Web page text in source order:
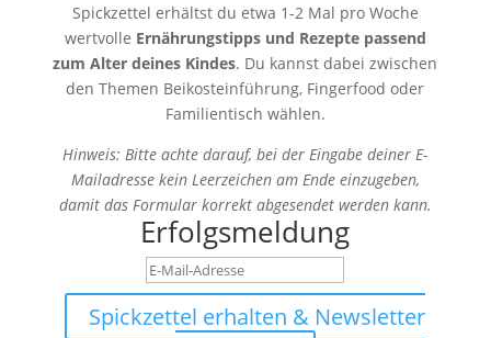
Spickzettel erhältst du etwa 1-2 Mal pro Woche
wertvolle Ernährungstipps und Rezepte passend
zum Alter deines Kindes. Du kannst dabei zwischen
den Themen Beikosteinführung, Fingerfood oder
Familientisch wählen.
Hinweis: Bitte achte darauf, bei der Eingabe deiner E-
Mailadresse kein Leerzeichen am Ende einzugeben,
damit das Formular korrekt abgesendet werden kann.
Erfolgsmeldung
Spickzettel erhalten & Newsletter